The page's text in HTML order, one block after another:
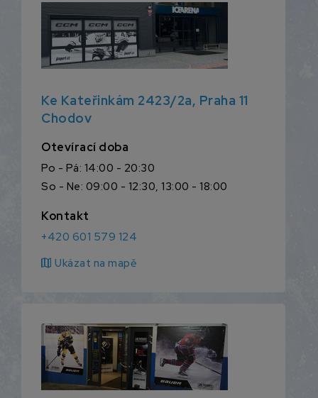
Ke Kateřinkám 2423/2a, Praha 11
Chodov
Otevírací doba
Po - Pá: 14:00 - 20:30
So - Ne: 09:00 - 12:30, 13:00 - 18:00
Kontakt
+420 601 579 124
map Ukázat na mapě